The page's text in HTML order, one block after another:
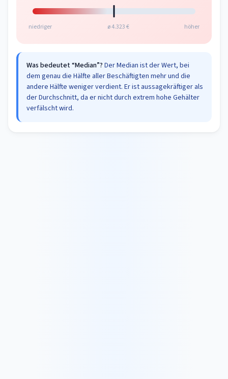
niedriger ø 4.323 € höher
Was bedeutet “Median”? Der Median ist der Wert, bei
dem genau die Hälfte aller Beschäftigten mehr und die
andere Hälfte weniger verdient. Er ist aussagekräftiger als
der Durchschnitt, da er nicht durch extrem hohe Gehälter
verfälscht wird.